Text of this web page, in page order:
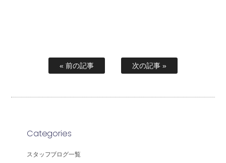
« 前の記事 次の記事 »
Categories
スタッフブログ一覧